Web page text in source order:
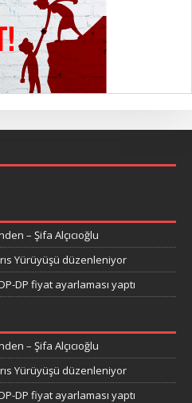
– Şifa Alçıcıoğlu
Yürüyüşü düzenleniyor
DP fiyat ayarlaması yaptı
– Şifa Alçıcıoğlu
Yürüyüşü düzenleniyor
DP fiyat ayarlaması yaptı